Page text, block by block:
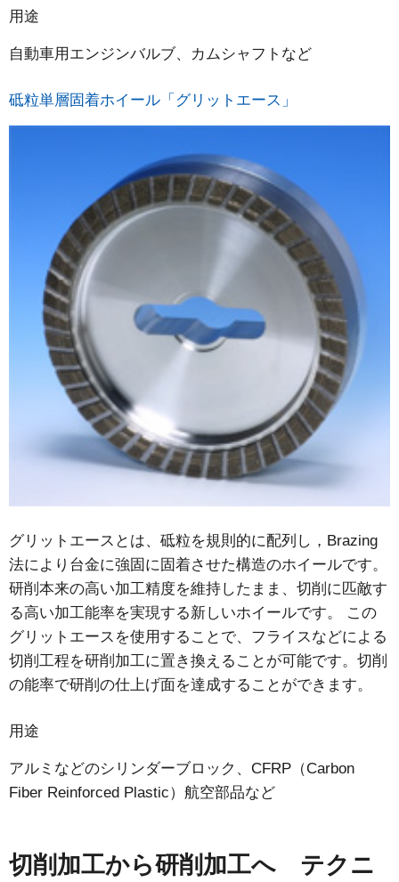
用途
自動車用エンジンバルブ、カムシャフトなど
砥粒単層固着ホイール「グリットエース」
グリットエースとは、砥粒を規則的に配列し，Brazing
法により台金に強固に固着させた構造のホイールです。
研削本来の高い加工精度を維持したまま、切削に匹敵す
る高い加工能率を実現する新しいホイールです。 この
グリットエースを使用することで、フライスなどによる
切削工程を研削加工に置き換えることが可能です。切削
の能率で研削の仕上げ面を達成することができます。
用途
アルミなどのシリンダーブロック、CFRP（Carbon
Fiber Reinforced Plastic）航空部品など
切削加工から研削加工へ テクニ